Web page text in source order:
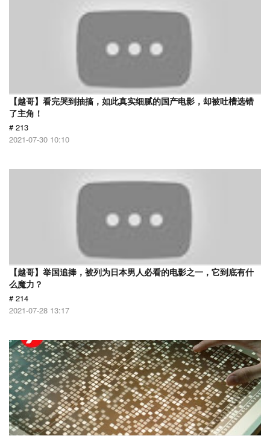
【越哥】看完哭到抽搐，如此真实细腻的国产电影，却被吐槽选错
了主角！
# 213
2021-07-30 10:10
【越哥】举国追捧，被列为日本男人必看的电影之一，它到底有什
么魔力？
# 214
2021-07-28 13:17